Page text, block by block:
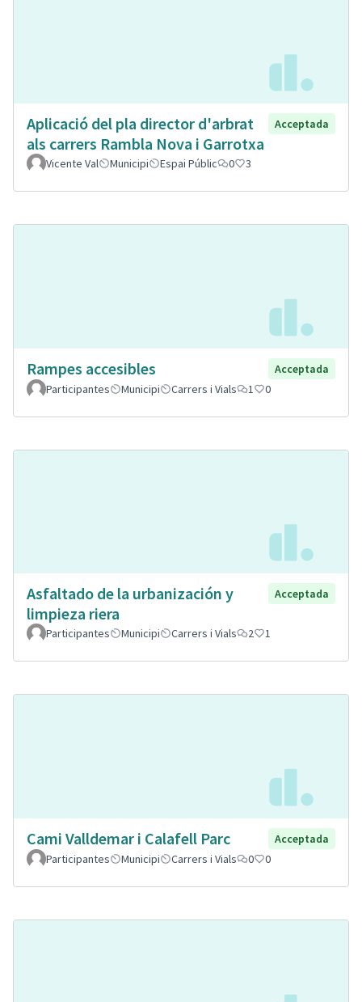
Aplicació del pla director d'arbrat
als carrers Rambla Nova i Garrotxa
Acceptada
Vicente Val Municipi Espai Públic 0 3
Rampes accesibles
Acceptada
Participantes
Municipi Carrers i Vials 1 0
Asfaltado de la urbanización y
limpieza riera
Acceptada
Participantes Municipi Carrers i Vials 2 1
Cami Valldemar i Calafell Parc
Acceptada
Participantes
Municipi Carrers i Vials 0 0